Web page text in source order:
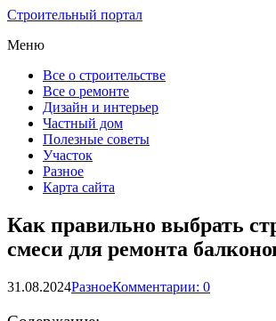
Строительный портал
Меню
Все о строительстве
Все о ремонте
Дизайн и интерьер
Частный дом
Полезные советы
Участок
Разное
Карта сайта
Как правильно выбрать
смеси для ремонта
31.08.2024РазноеКомментарии: 0